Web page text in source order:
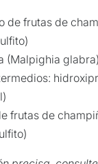
de frutas de
(Malpighia glabra)
frutas de